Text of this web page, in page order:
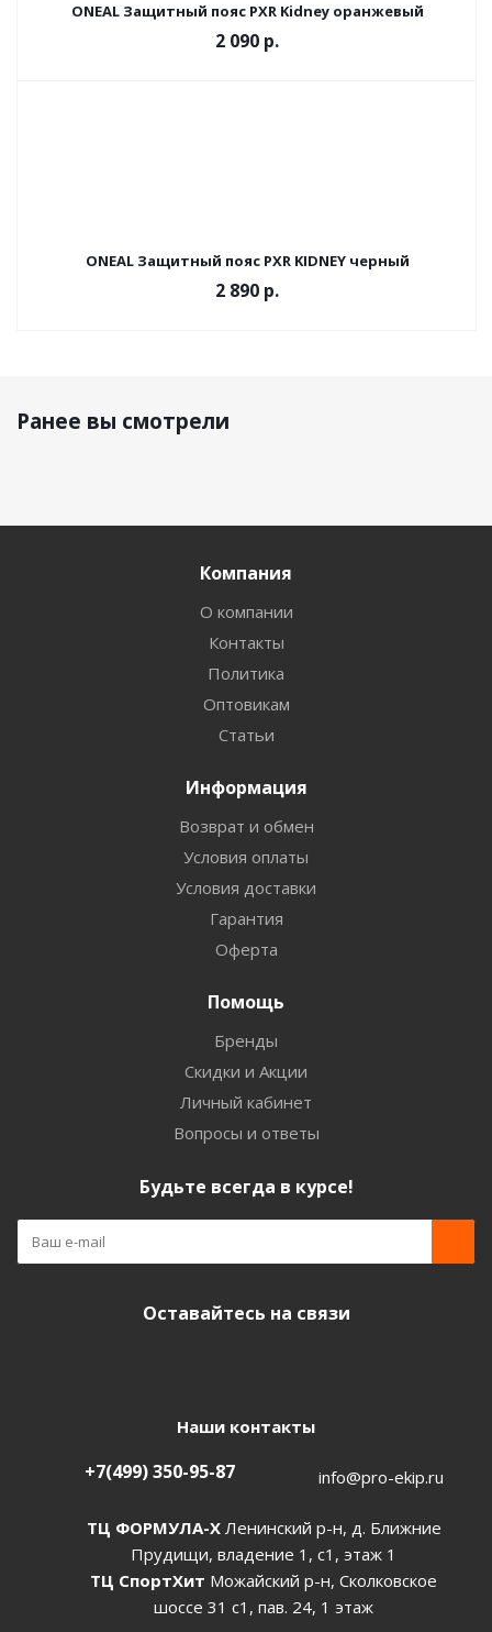
ONEAL Защитный пояс PXR Kidney оранжевый
2 090 р.
ONEAL Защитный пояс PXR KIDNEY черный
2 890 р.
Ранее вы смотрели
Компания
О компании
Контакты
Политика
Оптовикам
Статьи
Информация
Возврат и обмен
Условия оплаты
Условия доставки
Гарантия
Оферта
Помощь
Бренды
Скидки и Акции
Личный кабинет
Вопросы и ответы
Будьте всегда в курсе!
Оставайтесь на связи
Наши контакты
+7(499) 350-95-87 info@pro-ekip.ru
ТЦ ФОРМУЛА-ХЛенинский р-н, д. Ближние
Прудищи, владение 1, с1, этаж 1
ТЦ СпортХит Можайский р-н, Сколковское
шоссе 31 с1, пав. 24, 1 этаж